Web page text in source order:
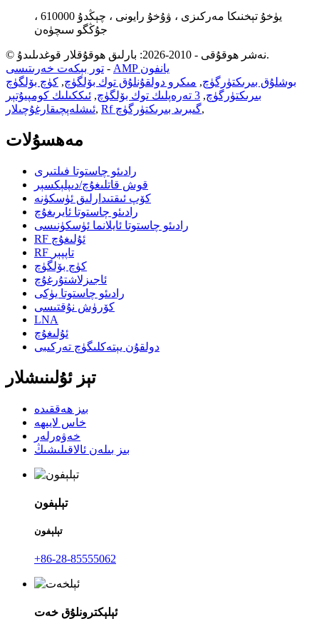
يۈخۇ تېخنىكا مەركىزى ، ۋۇخۇ رايونى ، چېڭدۇ 610000 ،
جۇڭگو سىچۈەن
© نەشر ھوقۇقى - 2010-2026: بارلىق ھوقۇقلار قوغدىلىدۇ.
تور بېكەت خەرىتىسى -
AMP يانفون
بوشلۇق بىرىكتۈرگۈچ, مىكرو دولقۇنلۇق توك بۆلگۈچ, كۈچ بۆلگۈچ
بىرىكتۈرگۈچ, 3 تەرەپلىك توك بۆلگۈچ , ئىككىلىك كومپيۇتېر
ئىشلەپچىقارغۇچىلار, Rf گىبرىد بىرىكتۈرگۈچ,
مەھسۇلات
رادىئو چاستوتا فىلتىرى
قوش قاتلىغۇچ/دىپلېكسېر
كۆپ ئىقتىدارلىق ئۈسكۈنە
رادىئو چاستوتا ئايرىغۇچ
رادىئو چاستوتا ئايلانما ئۈسكۈنىسى
RF ئۇلىغۇچ
RF تاپپېر
كۈچ بۆلگۈچ
ئاجىزلاشتۇرغۇچ
رادىئو چاستوتا يۈكى
كۆرۈش نۇقتىسى
LNA
ئۇلىغۇچ
دولقۇن يېتەكلىگۈچ تەركىبى
تېز ئۇلىنىشلار
بىز ھەققىدە
خاس لايىھە
خەۋەرلەر
بىز بىلەن ئالاقىلىشىڭ
تېلېفون
تېلېفون
+86-28-85555062
ئېلېكترونلۇق خەت